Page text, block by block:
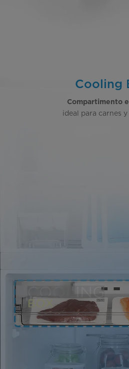
Cooling
Compartimento
ideal para carnes y